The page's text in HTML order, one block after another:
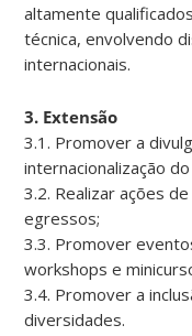
altamente
técnica, envolvendo
internacionais.
3. Extensão
3.1. Promover a
internacionalização do
3.2. Realizar ações
egressos;
3.3. Promover
workshops e
3.4. Promover a
diversidades.